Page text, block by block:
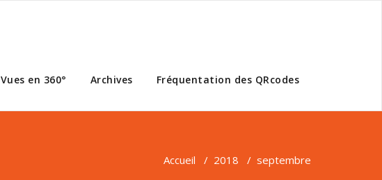
Vues en 360° Archives Fréquentation des QRcodes
Accueil / 2018 / septembre